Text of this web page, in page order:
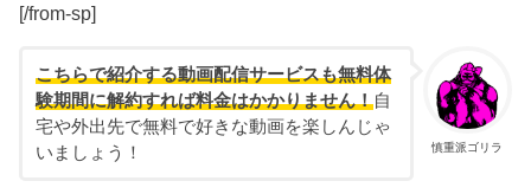
[/from-sp]
慎重派ゴリラ
こちらで紹介する動画配信サービスも無料体
験期間に解約すれば料金はかかりません！自
宅や外出先で無料で好きな動画を楽しんじゃ
いましょう！